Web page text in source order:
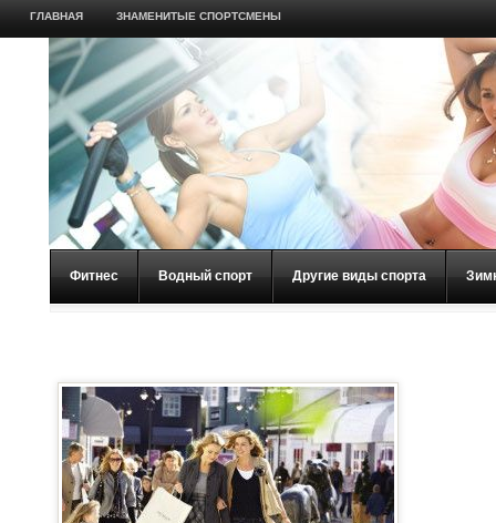
ГЛАВНАЯ ЗНАМЕНИТЫЕ СПОРТСМЕНЫ
Фитнес Водный спорт Другие виды спорта